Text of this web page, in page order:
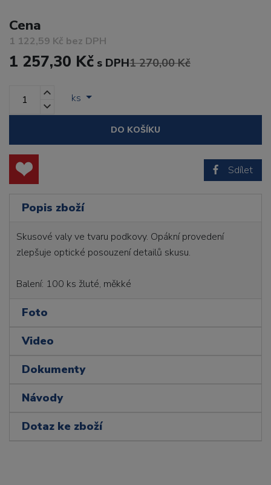
Cena
1 122,59 Kč bez DPH
1 257,30 Kč s DPH1 270,00 Kč
ks
DO KOŠÍKU
Sdílet
Popis zboží
Skusové valy ve tvaru podkovy. Opákní provedení
zlepšuje optické posouzení detailů skusu.
Balení: 100 ks žluté, měkké
Foto
Video
Dokumenty
Návody
Dotaz ke zboží